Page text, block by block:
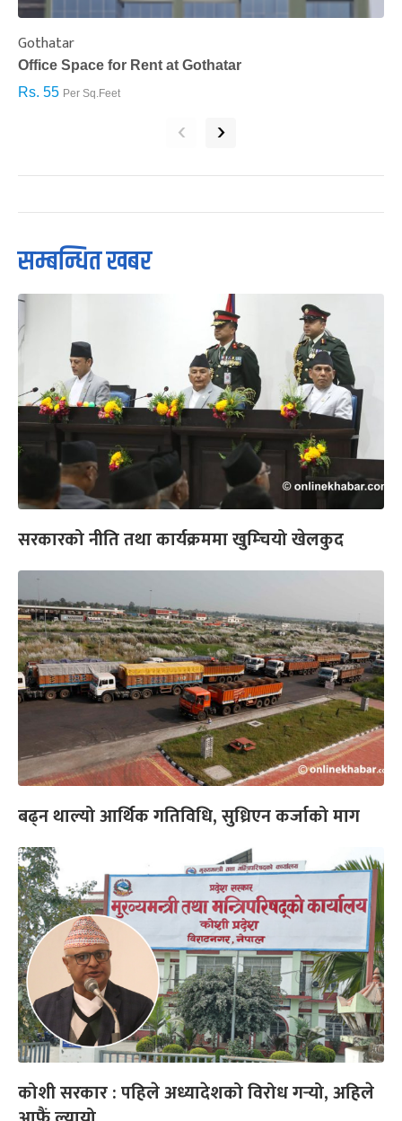
Gothatar
Office Space for Rent at Gothatar
Rs. 55 Per Sq.Feet
‹ ›
सम्बन्धित खबर
सरकारको नीति तथा कार्यक्रममा खुम्चियो खेलकुद
बढ्न थाल्यो आर्थिक गतिविधि, सुध्रिएन कर्जाको माग
कोशी सरकार : पहिले अध्यादेशको विरोध गर्‍यो, अहिले